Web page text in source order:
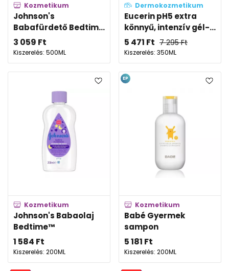
Kozmetikum
Johnson's
Babafürdető Bedtim...
3 059 Ft
Kiszerelés: 500ML
Dermokozmetikum
Eucerin pH5 extra
könnyű, intenzív gél-...
5 471 Ft 7 295Ft
Kiszerelés: 350ML
Kozmetikum
Johnson's Babaolaj
Bedtime™
1 584 Ft
Kiszerelés: 200ML
Kozmetikum
Babé Gyermek
sampon
5 181 Ft
Kiszerelés: 200ML
EP